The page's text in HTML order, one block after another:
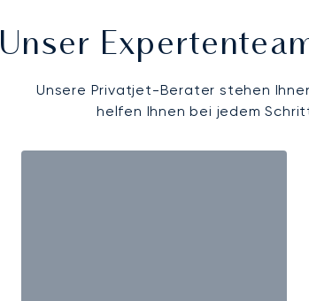
Unser
Unsere Privatjet-Berater stehen
helfen Ihnen bei jedem